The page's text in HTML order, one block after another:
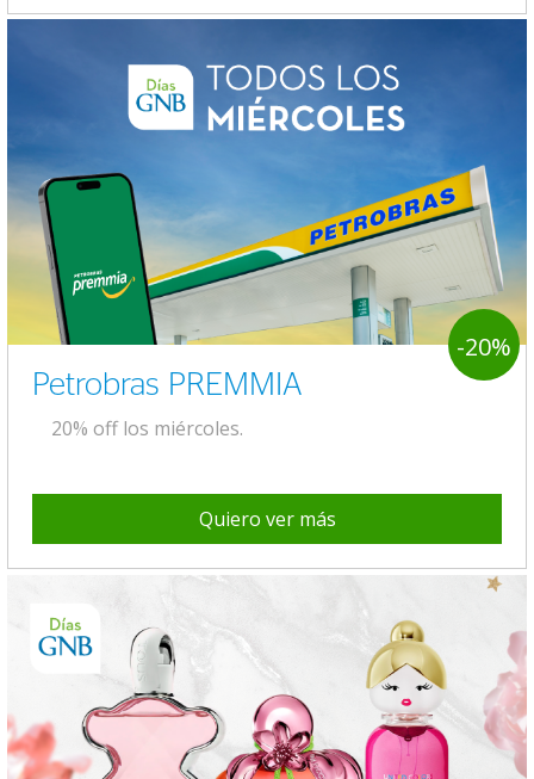
-20%
Petrobras PREMMIA
20% off los miércoles.
Quiero ver más